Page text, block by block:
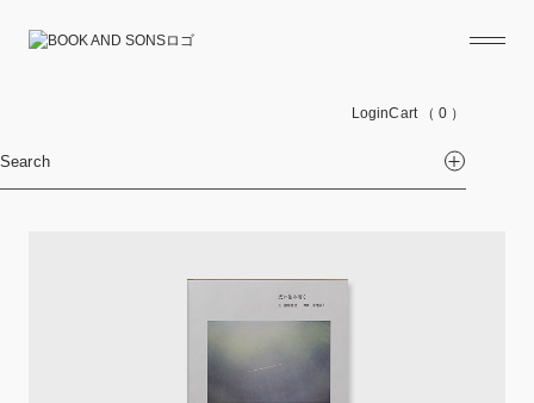
LoginCart （ 0 ）
Search